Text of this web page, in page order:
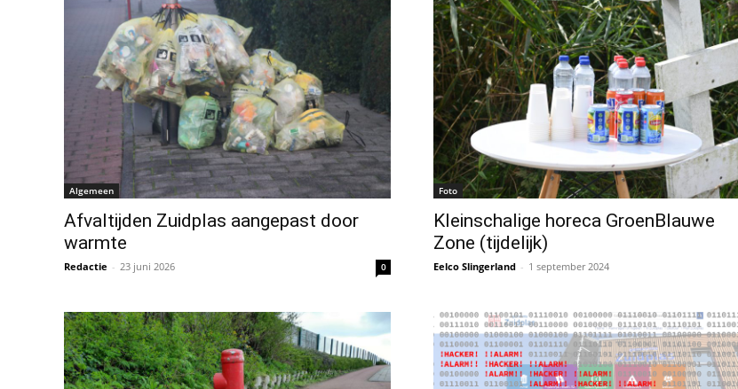
Algemeen
Afvaltijden Zuidplas aangepast door
warmte
Redactie - 23 juni 2026 0
Foto
Kleinschalige horeca GroenBlauwe
Zone (tijdelijk)
Eelco Slingerland - 1 september 2024